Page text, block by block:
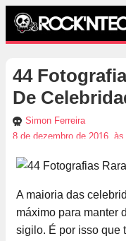
44
De
Simon Ferreira
8 de dezembro de 2016, às
A maioria das
máximo para manter
sigilo. É por isso que